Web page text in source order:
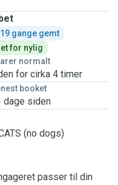
19 gange gemt
for nylig
normalt
for cirka 4 timer
booket
dage siden
(no dogs)
passer til din